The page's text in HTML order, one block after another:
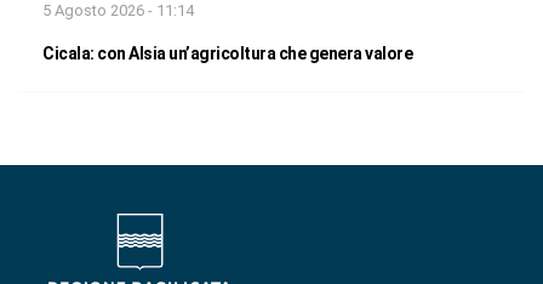
5 Agosto 2026 - 11:14
Cicala: con Alsia un’agricoltura che genera valore